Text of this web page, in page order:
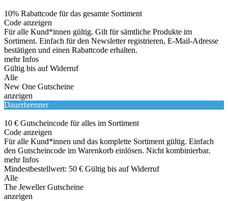
10% Rabattcode für das gesamte Sortiment
Code anzeigen
Für alle Kund*innen gültig. Gilt für sämtliche Produkte im
Sortiment. Einfach für den Newsletter registrieren, E-Mail-Adresse
bestätigen und einen Rabattcode erhalten.
mehr Infos
Gültig bis auf Widerruf
Alle
New One Gutscheine
anzeigen
Dauerbrenner
10 € Gutscheincode für alles im Sortiment
Code anzeigen
Für alle Kund*innen und das komplette Sortiment gültig. Einfach
den Gutscheincode im Warenkorb einlösen. Nicht kombinierbar.
mehr Infos
Mindestbestellwert: 50 € Gültig bis auf Widerruf
Alle
The Jeweller Gutscheine
anzeigen